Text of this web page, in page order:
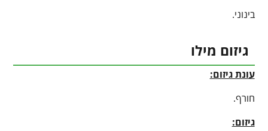
בינוני.
גיזום מילו
עונת גיזום:
חורף.
גיזום: